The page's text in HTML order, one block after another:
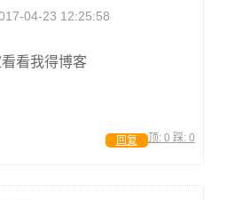
04-23 12:25:58
看我得博客
顶: 0 踩: 0
回复